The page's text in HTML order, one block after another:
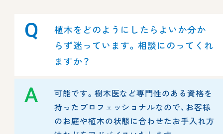
Q
植木をどのようにしたらよいか分か
らず迷っています。相談にのってくれ
ますか？
A
可能です。樹木医など専門性のある資格を
持ったプロフェッショナルなので、お客様
のお庭や植木の状態に合わせたお手入れ方